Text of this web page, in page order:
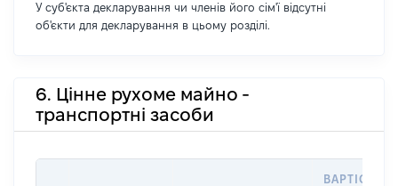
У суб'єкта декларування чи членів його сім'ї відсутні
об'єкти для декларування в цьому розділі.
6. Цінне рухоме майно -
транспортні засоби
ВАРТІСТЬ